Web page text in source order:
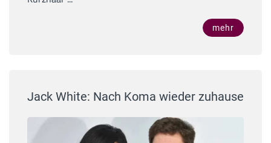
mehr
Jack White: Nach Koma wieder zuhause